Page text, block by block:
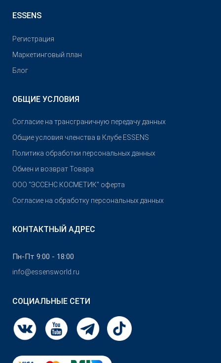
ESSENS
Pегистрация
Маркетинговый план
Блог
ОБЩИЕ УСЛОВИЯ
Согласие на трансграничную передачу данных
Общие условия членства в Клубе ESSENS
Политика обработки персональных данных
Обмен и возврат Товара
OOO "ЭССЕНС КОСМЕТИК" оферта
Согласие на обработку персональных данных
КОНТАКТНЫЙ АДРЕС
Пн-Пт 9:00 - 18:00
info@essensworld.ru
СОЦИАЛЬНЫЕ СЕТИ